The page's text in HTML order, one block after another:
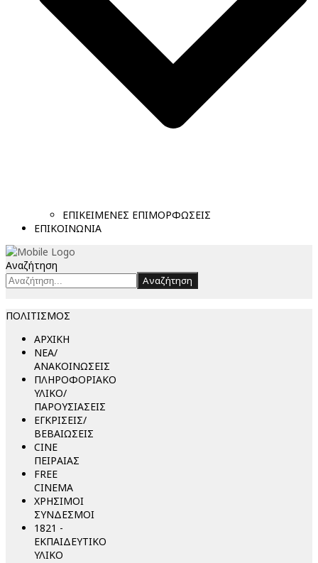
ΕΠΙΚΕΙΜΕΝΕΣ ΕΠΙΜΟΡΦΩΣΕΙΣ
ΕΠΙΚΟΙΝΩΝΙΑ
Αναζήτηση
Αναζήτηση
ΠΟΛΙΤΙΣΜΟΣ
ΑΡΧΙΚΗ
ΝΕΑ/
ΑΝΑΚΟΙΝΩΣΕΙΣ
ΠΛΗΡΟΦΟΡΙΑΚΟ
ΥΛΙΚΟ/
ΠΑΡΟΥΣΙΑΣΕΙΣ
ΕΓΚΡΙΣΕΙΣ/
ΒΕΒΑΙΩΣΕΙΣ
CINE
ΠΕΙΡΑΙΑΣ
FREE
CINEMA
ΧΡΗΣΙΜΟΙ
ΣΥΝΔΕΣΜΟΙ
1821 -
ΕΚΠΑΙΔΕΥΤΙΚΟ
ΥΛΙΚΟ